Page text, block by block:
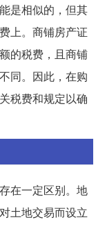
是相似的，但其
上。商铺房产证
的税费，且商铺
同。因此，在购
税费和规定以确
在一定区别。地
土地交易而设立